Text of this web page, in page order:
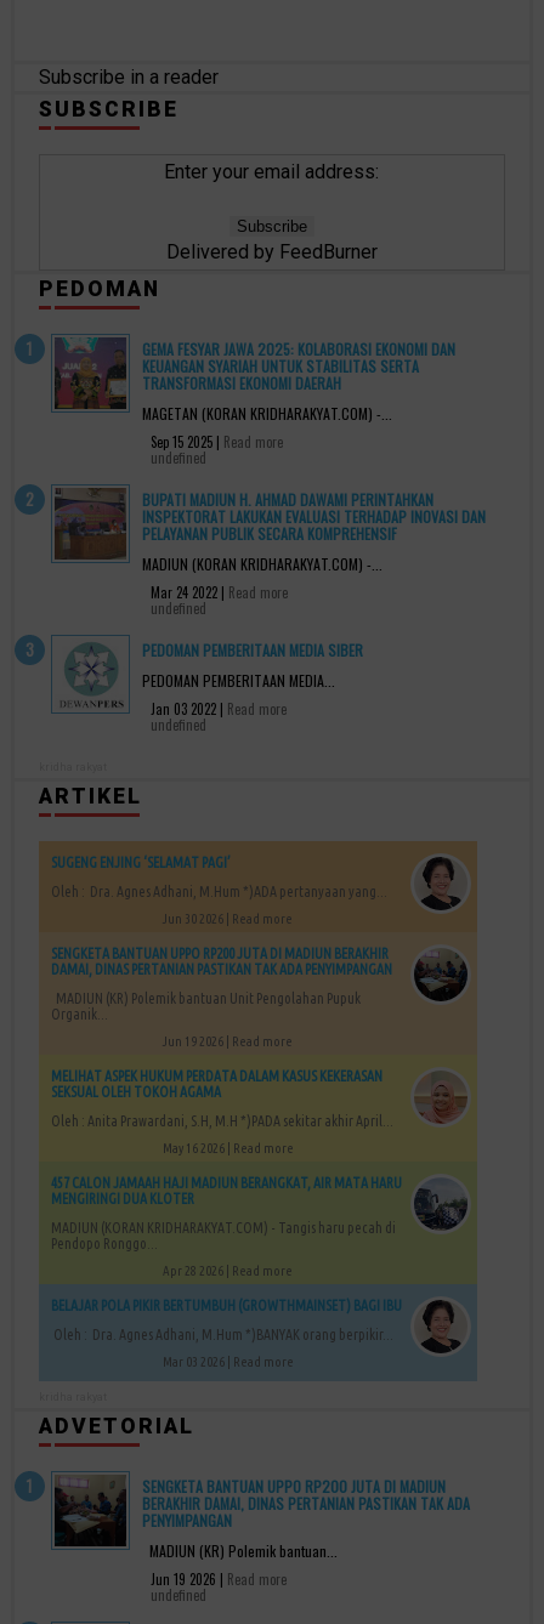
Subscribe in a reader
SUBSCRIBE
Enter your email address:
Delivered by FeedBurner
PEDOMAN
GEMA FESYAR JAWA 2025: KOLABORASI EKONOMI DAN
KEUANGAN SYARIAH UNTUK STABILITAS SERTA
TRANSFORMASI EKONOMI DAERAH
MAGETAN (KORAN KRIDHARAKYAT.COM) -...
Sep 15 2025 | Read more
undefined
BUPATI MADIUN H. AHMAD DAWAMI PERINTAHKAN
INSPEKTORAT LAKUKAN EVALUASI TERHADAP INOVASI DAN
PELAYANAN PUBLIK SECARA KOMPREHENSIF
MADIUN (KORAN KRIDHARAKYAT.COM) -...
Mar 24 2022 | Read more
undefined
PEDOMAN PEMBERITAAN MEDIA SIBER
PEDOMAN PEMBERITAAN MEDIA...
Jan 03 2022 | Read more
undefined
ARTIKEL
SUGENG ENJING ‘SELAMAT PAGI’
Oleh : Dra. Agnes Adhani, M.Hum *)ADA pertanyaan yang...
Jun 30 2026 | Read more
SENGKETA BANTUAN UPPO RP200 JUTA DI MADIUN BERAKHIR
DAMAI, DINAS PERTANIAN PASTIKAN TAK ADA PENYIMPANGAN
MADIUN (KR) Polemik bantuan Unit Pengolahan Pupuk
Organik...
Jun 19 2026 | Read more
MELIHAT ASPEK HUKUM PERDATA DALAM KASUS KEKERASAN
SEKSUAL OLEH TOKOH AGAMA
Oleh : Anita Prawardani, S.H, M.H *)PADA sekitar akhir April...
May 16 2026 | Read more
457 CALON JAMAAH HAJI MADIUN BERANGKAT, AIR MATA HARU
MENGIRINGI DUA KLOTER
MADIUN (KORAN KRIDHARAKYAT.COM) - Tangis haru pecah di
Pendopo Ronggo...
Apr 28 2026 | Read more
BELAJAR POLA PIKIR BERTUMBUH (GROWTHMAINSET) BAGI IBU
Oleh : Dra. Agnes Adhani, M.Hum *)BANYAK orang berpikir...
Mar 03 2026 | Read more
ADVETORIAL
SENGKETA BANTUAN UPPO RP200 JUTA DI MADIUN
BERAKHIR DAMAI, DINAS PERTANIAN PASTIKAN TAK ADA
PENYIMPANGAN
MADIUN (KR) Polemik bantuan...
Jun 19 2026 | Read more
undefined